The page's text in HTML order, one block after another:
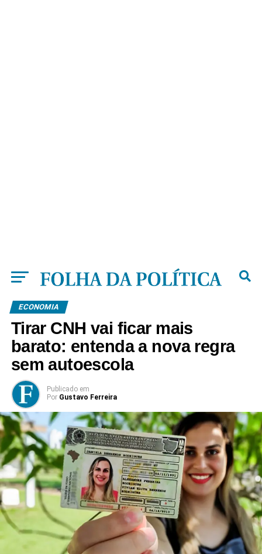
ECONOMIA
Tirar CNH vai ficar mais
barato: entenda a nova regra
sem autoescola
Publicado em
Por Gustavo Ferreira